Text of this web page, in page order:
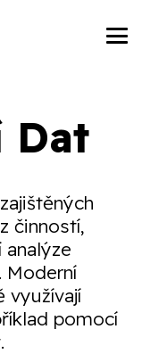
Dat
činností,
Moderní
využívají
pomocí